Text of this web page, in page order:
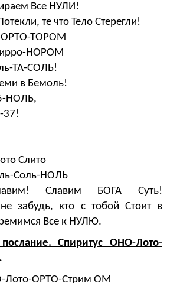
Все НУЛИ!
те что Тело Стерегли!
ОРТО-ТОРОМ
НОРОМ
ТА-СОЛЬ!
в Бемоль!
НОЛЬ,
37!
Слито
Соль-НОЛЬ
Славим БОГА Суть!
забудь, кто с тобой Стоит в
Все к НУЛЮ.
послание. Спиритус ОНО-Лото-
Лото-ОРТО-Стрим ОМ